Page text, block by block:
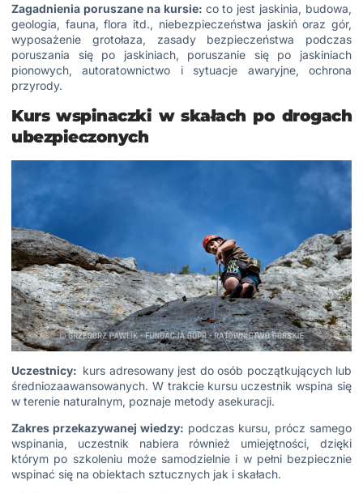
Zagadnienia poruszane na kursie: co to jest jaskinia, budowa,
geologia, fauna, flora itd., niebezpieczeństwa jaskiń oraz gór,
wyposażenie grotołaza, zasady bezpieczeństwa podczas
poruszania się po jaskiniach, poruszanie się po jaskiniach
pionowych, autoratownictwo i sytuacje awaryjne, ochrona
przyrody.
Kurs wspinaczki w skałach po drogach
ubezpieczonych
Uczestnicy: kurs adresowany jest do osób początkujących lub
średniozaawansowanych. W trakcie kursu uczestnik wspina się
w terenie naturalnym, poznaje metody asekuracji.
Zakres przekazywanej wiedzy: podczas kursu, prócz samego
wspinania, uczestnik nabiera również umiejętności, dzięki
którym po szkoleniu może samodzielnie i w pełni bezpiecznie
wspinać się na obiektach sztucznych jak i skałach.